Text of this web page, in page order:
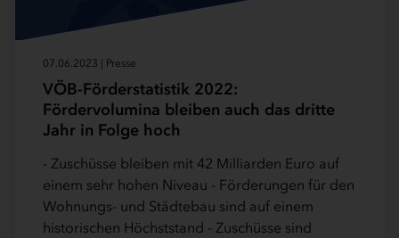
07.06.2023 | Presse
VÖB-Förderstatistik 2022:
Fördervolumina bleiben auch das dritte
Jahr in Folge hoch
- Zuschüsse bleiben mit 42 Milliarden Euro auf
einem sehr hohen Niveau - Förderungen für den
Wohnungs- und Städtebau sind auf einem
historischen Höchststand - Zuschüsse sind